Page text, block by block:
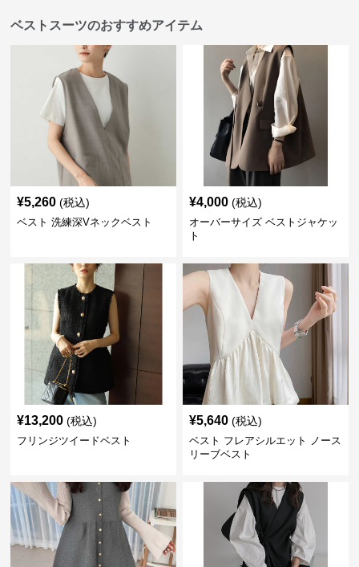
ベストスーツのおすすめアイテム
¥5,260 (税込)
ベスト 洗練深Vネックベスト
¥4,000 (税込)
オーバーサイズ ベストジャケッ
ト
¥13,200 (税込)
フリンジツイードベスト
¥5,640 (税込)
ベスト フレアシルエット ノース
リーブベスト